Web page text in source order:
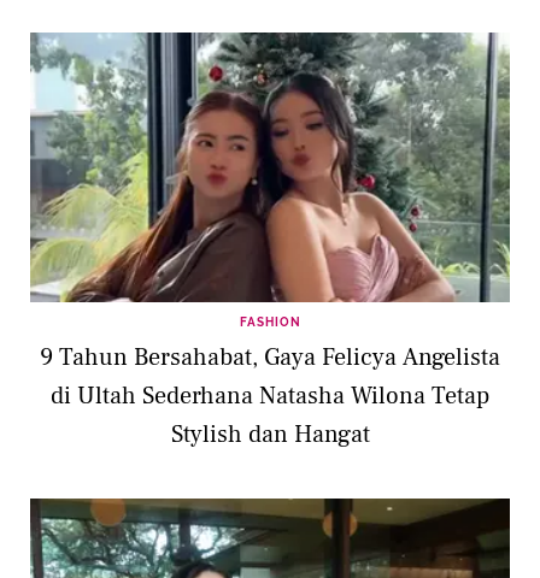
FASHION
9 Tahun Bersahabat, Gaya Felicya Angelista
di Ultah Sederhana Natasha Wilona Tetap
Stylish dan Hangat